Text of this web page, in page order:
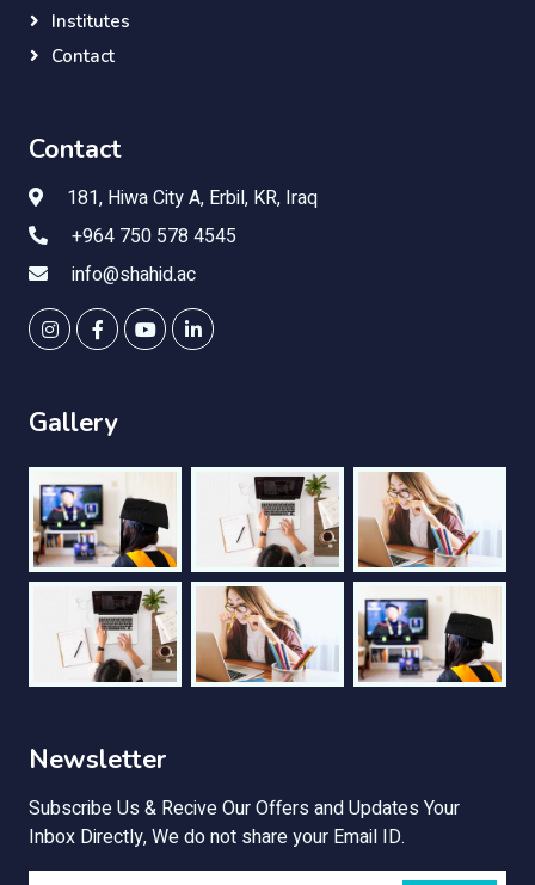
Institutes
Contact
Contact
181, Hiwa City A, Erbil, KR, Iraq
+964 750 578 4545
info@shahid.ac
Gallery
Newsletter
Subscribe Us & Recive Our Offers and Updates Your
Inbox Directly, We do not share your Email ID.